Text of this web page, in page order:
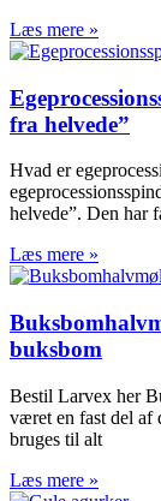
Læs mere »
fra helvede”
Hvad er
helvede”. Den har
Læs mere »
buksbom
Bestil Larvex her
været en fast del af
bruges til alt
Læs mere »